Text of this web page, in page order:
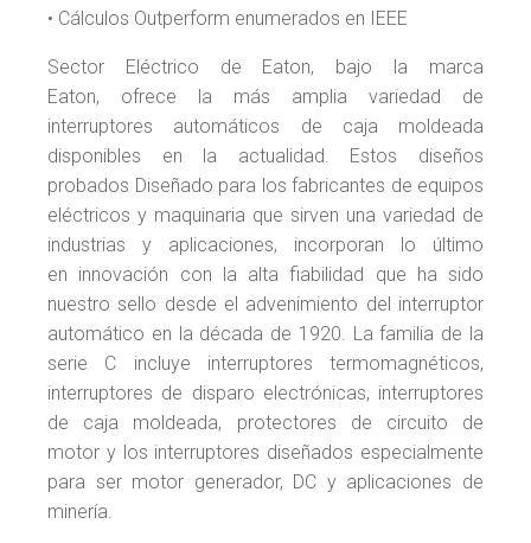
• Cálculos Outperform enumerados en IEEE
Sector Eléctrico de Eaton, bajo la marca
Eaton, ofrece la más amplia variedad de
interruptores automáticos de caja moldeada
disponibles en la actualidad. Estos diseños
probados Diseñado para los fabricantes de equipos
eléctricos y maquinaria que sirven una variedad de
industrias y aplicaciones, incorporan lo último
en innovación con la alta fiabilidad que ha sido
nuestro sello desde el advenimiento del interruptor
automático en la década de 1920. La familia de la
serie C incluye interruptores termomagnéticos,
interruptores de disparo electrónicas, interruptores
de caja moldeada, protectores de circuito de
motor y los interruptores diseñados especialmente
para ser motor generador, DC y aplicaciones de
minería.